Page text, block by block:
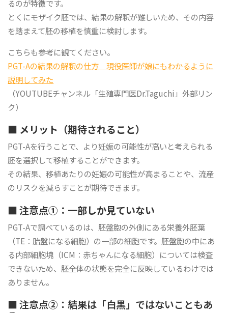
るのが特徴です。
とくにモザイク胚では、結果の解釈が難しいため、その内容
を踏まえて胚の移植を慎重に検討します。
こちらも参考に観てください。
PGT-Aの結果の解釈の仕方 現役医師が娘にもわかるように
説明してみた
（YOUTUBEチャンネル「生殖専門医Dr.Taguchi」外部リン
ク）
■ メリット（期待されること）
PGT-Aを行うことで、より妊娠の可能性が高いと考えられる
胚を選択して移植することができます。
その結果、移植あたりの妊娠の可能性が高まることや、流産
のリスクを減らすことが期待できます。
■ 注意点①：一部しか見ていない
PGT-Aで調べているのは、胚盤胞の外側にある栄養外胚葉
（TE：胎盤になる細胞）の一部の細胞です。胚盤胞の中にあ
る内部細胞塊（ICM：赤ちゃんになる細胞）については検査
できないため、胚全体の状態を完全に反映しているわけでは
ありません。
■ 注意点②：結果は「白黒」ではないこともあ